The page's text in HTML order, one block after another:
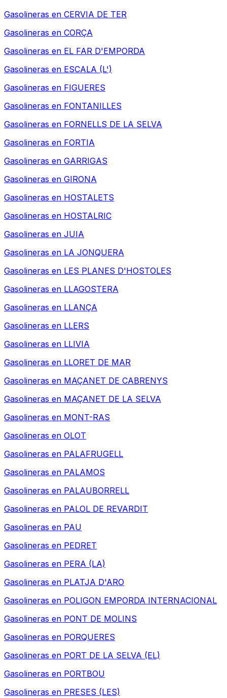
Gasolineras en CERVIA DE TER
Gasolineras en CORÇA
Gasolineras en EL FAR D'EMPORDA
Gasolineras en ESCALA (L')
Gasolineras en FIGUERES
Gasolineras en FONTANILLES
Gasolineras en FORNELLS DE LA SELVA
Gasolineras en FORTIA
Gasolineras en GARRIGAS
Gasolineras en GIRONA
Gasolineras en HOSTALETS
Gasolineras en HOSTALRIC
Gasolineras en JUIA
Gasolineras en LA JONQUERA
Gasolineras en LES PLANES D'HOSTOLES
Gasolineras en LLAGOSTERA
Gasolineras en LLANÇA
Gasolineras en LLERS
Gasolineras en LLIVIA
Gasolineras en LLORET DE MAR
Gasolineras en MAÇANET DE CABRENYS
Gasolineras en MAÇANET DE LA SELVA
Gasolineras en MONT-RAS
Gasolineras en OLOT
Gasolineras en PALAFRUGELL
Gasolineras en PALAMOS
Gasolineras en PALAUBORRELL
Gasolineras en PALOL DE REVARDIT
Gasolineras en PAU
Gasolineras en PEDRET
Gasolineras en PERA (LA)
Gasolineras en PLATJA D'ARO
Gasolineras en POLIGON EMPORDA INTERNACIONAL
Gasolineras en PONT DE MOLINS
Gasolineras en PORQUERES
Gasolineras en PORT DE LA SELVA (EL)
Gasolineras en PORTBOU
Gasolineras en PRESES (LES)